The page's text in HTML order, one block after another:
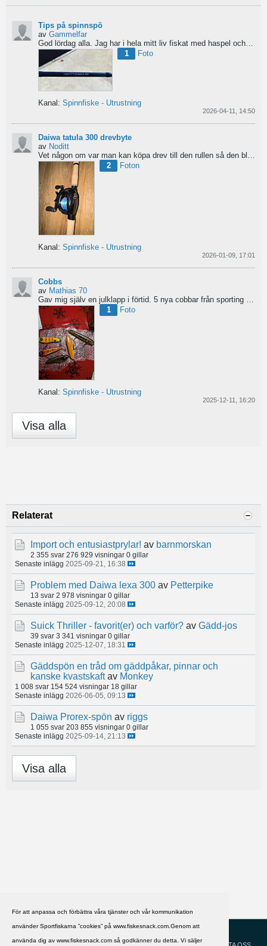
För att anpassa och förbättra våra tjänster och vår kommunikation
använder Sportfiskarna ”cookies” på www.fiskesnack.com.Genom att
använda dig av www.fiskesnack.com så godkänner du detta. Vi säljer
Tips på spinnspö
av Gammelfar
God lördag alla. Jag har i hela mitt liv fiskat med haspel och har för något år sedan hittat min...
1
Foto
Kanal: Spinnfiske - Utrustning
2026-04-11, 14:50
Daiwa tatula 300 drevbyte
av Noditt
2
Foton
Kanal: Spinnfiske - Utrustning
2026-01-09, 17:01
Cobbs
av Mathias 70
Gav mig själv en julklapp i förtid. 5 nya cobbar från sporting och världens trevligaste Dansk.
1
Foto
Kanal: Spinnfiske - Utrustning
2025-12-11, 16:20
Visa alla
Relaterat
Import och entusiastprylar! av barnmorskan
2 355 svar 276 929 visningar 0 gillar
Senaste inlägg 2025-09-21, 16:38
Problem med Daiwa lexa 300 av Petterpike
13 svar 2 978 visningar 0 gillar
Senaste inlägg 2025-09-12, 20:08
Suick Thriller - favorit(er) och varför? av Gädd-jos
39 svar 3 341 visningar 0 gillar
Senaste inlägg 2025-12-07, 18:31
Gäddspön en tråd om gäddpåkar, pinnar och
kanske kvastskaft av Monkey
1 008 svar 154 524 visningar 18 gillar
Senaste inlägg 2026-06-05, 09:13
Daiwa Prorex-spön av riggs
1 055 svar 203 855 visningar 0 gillar
Senaste inlägg 2025-09-14, 21:13
Visa alla
HJÄLP